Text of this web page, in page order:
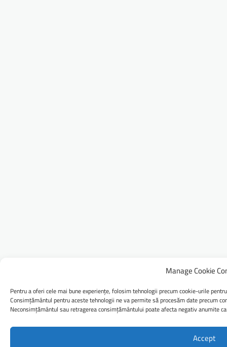
Manage Cookie
Pentru a oferi cele mai bune experiențe, folosim tehnologii precum cookie-urile
Consimțământul pentru aceste tehnologii ne va permite să procesăm date precum
Neconsimțământul sau retragerea consimțământului poate afecta negativ anumite
Accept